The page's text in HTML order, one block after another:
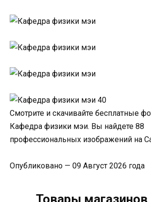
Смотрите и скачивайте бесплатные
Кафедра физики мэи. Вы найдете 88
профессиональных изображений на
Опубликовано — 09 Август 2026 года
Товары магазинов